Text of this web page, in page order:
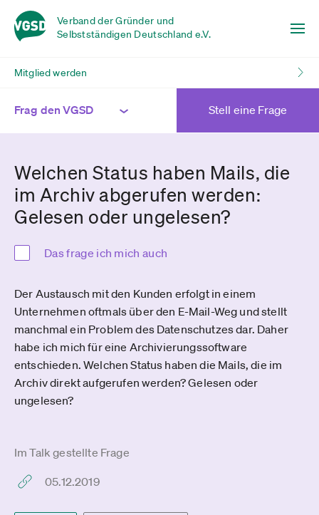
Verband der Gründer und
Selbstständigen Deutschland e.V.
Mitglied werden
Frag den VGSD Stell eine Frage
Welchen Status haben Mails, die
im Archiv abgerufen werden:
Gelesen oder ungelesen?
Das frage ich mich auch
Der Austausch mit den Kunden erfolgt in einem
Unternehmen oftmals über den E-Mail-Weg und stellt
manchmal ein Problem des Datenschutzes dar. Daher
habe ich mich für eine Archivierungssoftware
entschieden. Welchen Status haben die Mails, die im
Archiv direkt aufgerufen werden? Gelesen oder
ungelesen?
Im Talk gestellte Frage
05.12.2019